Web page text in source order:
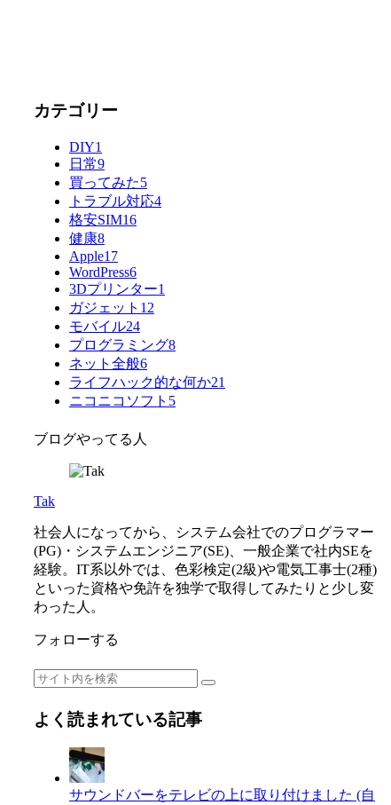
カテゴリー
DIY1
日常9
買ってみた5
トラブル対応4
格安SIM16
健康8
Apple17
WordPress6
3Dプリンター1
ガジェット 12
モバイル24
プログラミング8
ネット全般6
ライフハック的な何か21
ニコニコソフト 5
ブログやってる人
Tak
社会人になってから、システム会社でのプログラマー
(PG)・システムエンジニア(SE)、一般企業で社内SEを
経験。IT系以外では、色彩検定(2級)や電気工事士(2種)
といった資格や免許を独学で取得してみたりと少し変
わった人。
フォローする
よく読まれている記事
サウンドバーをテレビの上に取り付けました (自